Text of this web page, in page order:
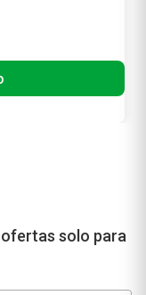
solo para